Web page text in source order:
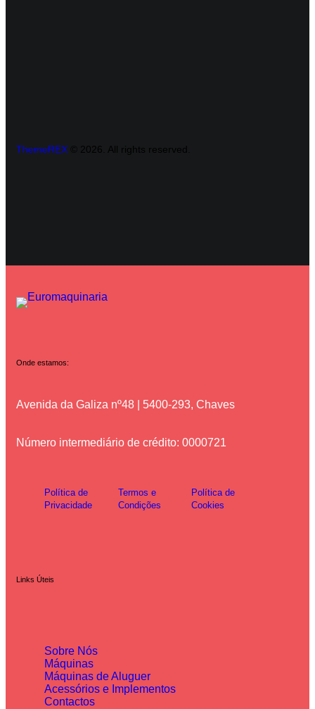
ThemeREX © 2026. All rights reserved.
Onde estamos:
Avenida da Galiza nº48 | 5400-293, Chaves
Número intermediário de crédito: 0000721
Política de
Privacidade
Termos e
Condições
Política de
Cookies
Links Úteis
Sobre Nós
Máquinas
Máquinas de Aluguer
Acessórios e Implementos
Contactos